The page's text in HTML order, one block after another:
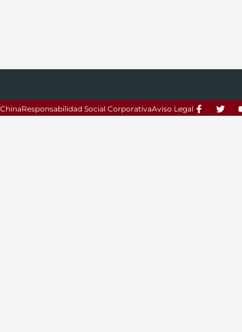
Responsabilidad Social CorporativaAviso Legal